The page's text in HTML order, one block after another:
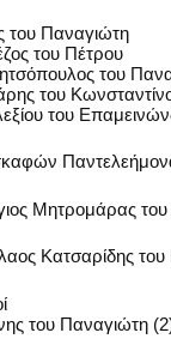
του Παναγιώτη
του Πέτρου
του
του
του
Μητρομάρας του
Κατσαρίδης
του Παναγιώτη